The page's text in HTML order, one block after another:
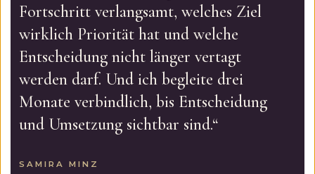
Fortschritt verlangsamt, welches Ziel
wirklich Priorität hat und welche
Entscheidung nicht länger vertagt
werden darf. Und ich begleite drei
Monate verbindlich, bis Entscheidung
und Umsetzung sichtbar sind.“
SAMIRA MINZ